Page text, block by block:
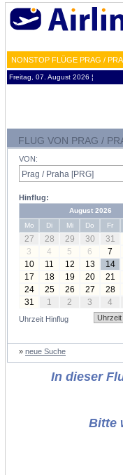
NONSTOP FLÜGE PRAG /
Freitag, 07. August 2026 ¦
FLUG VON PRAG /
VON:
Hinflug:
August 2026
Mo
Di Mi Do Fr
27 28 29 30 31
3
4 5 6 7
10
11 12 13 14
17
18 19 20 21
24
25 26 27 28
31
1 2 3 4
Uhrzeit Hinflug
» neue Suche
In dieser
Bitte